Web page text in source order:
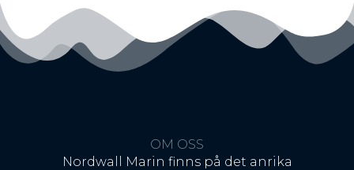
OM OSS
Nordwall Marin finns på det anrika